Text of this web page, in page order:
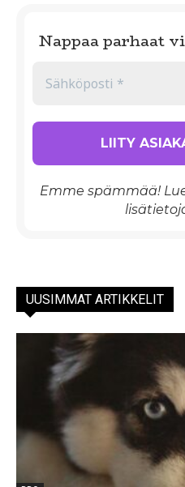
Nappaa parhaat
Emme spämmää!
UUSIMMAT ARTIKKELIT